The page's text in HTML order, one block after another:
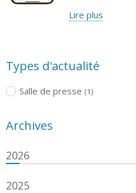
Lire plus
Types d'actualité
Salle de presse (1)
Archives
2026
2025